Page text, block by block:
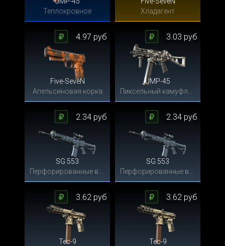
Теплокровное
Хладагент
Five-SeveN
Апельсиновая корка
4.97 руб
UMP-45
3.03 руб
SG 553
2.34 руб
SG 553
2.34 руб
Tec-9
3.62 руб
Tec-9
3.62 руб